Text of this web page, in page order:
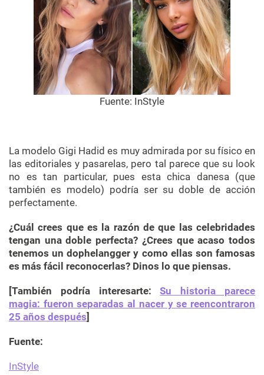
Fuente: InStyle
La modelo Gigi Hadid es muy admirada por su físico en
las editoriales y pasarelas, pero tal parece que su look
no es tan particular, pues esta chica danesa (que
también es modelo) podría ser su doble de acción
perfectamente.
¿Cuál crees que es la razón de que las celebridades
tengan una doble perfecta? ¿Crees que acaso todos
tenemos un dophelangger y como ellas son famosas
es más fácil reconocerlas? Dinos lo que piensas.
[También podría interesarte:Su historia parece
magia: fueron separadas al nacer y se reencontraron
25 años después]
Fuente:
InStyle